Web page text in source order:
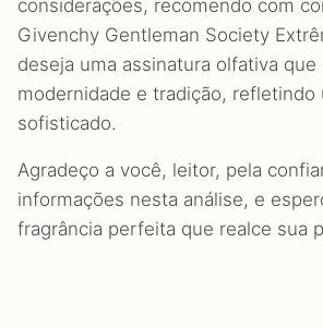
considerações, recomendo com
Givenchy Gentleman Society
deseja uma assinatura olfativa que
modernidade e tradição, refletindo
sofisticado.
Agradeço a você, leitor, pela
informações nesta análise, e
fragrância perfeita que realce sua